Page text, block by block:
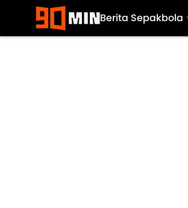
Berita Sepakbola